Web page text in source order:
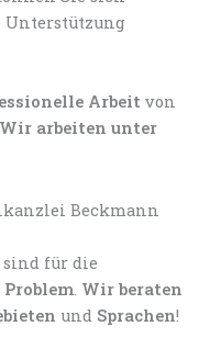
Arbeit von
Wir arbeiten unter
sind für die
. Wir beraten
und Sprachen!